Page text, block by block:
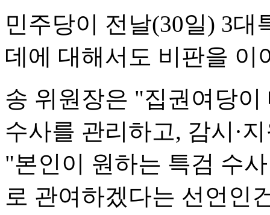
민주당이 전날(30일) 3
데에 대해서도 비판을 이
송 위원장은 "집권여당
수사를 관리하고, 감시·
"본인이 원하는 특검 수
로 관여하겠다는 선언인